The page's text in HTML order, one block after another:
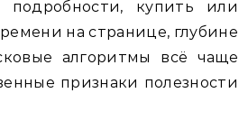
купить или
на странице, глубине
алгоритмы всё чаще
признаки полезности